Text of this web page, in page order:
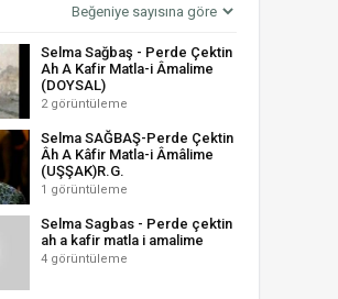
Selma Sağbaş - Perde Çektin
Ah A Kafir Matla-i Âmalime
(DOYSAL)
2 görüntüleme
Selma SAĞBAŞ-Perde Çektin
Âh A Kâfir Matla-i Âmâlime
(UŞŞAK)R.G.
1 görüntüleme
Selma Sagbas - Perde çektin
ah a kafir matla i amalime
4 görüntüleme